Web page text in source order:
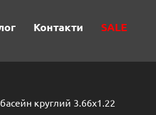
Контакти SALE
круглий 3.66х1.22